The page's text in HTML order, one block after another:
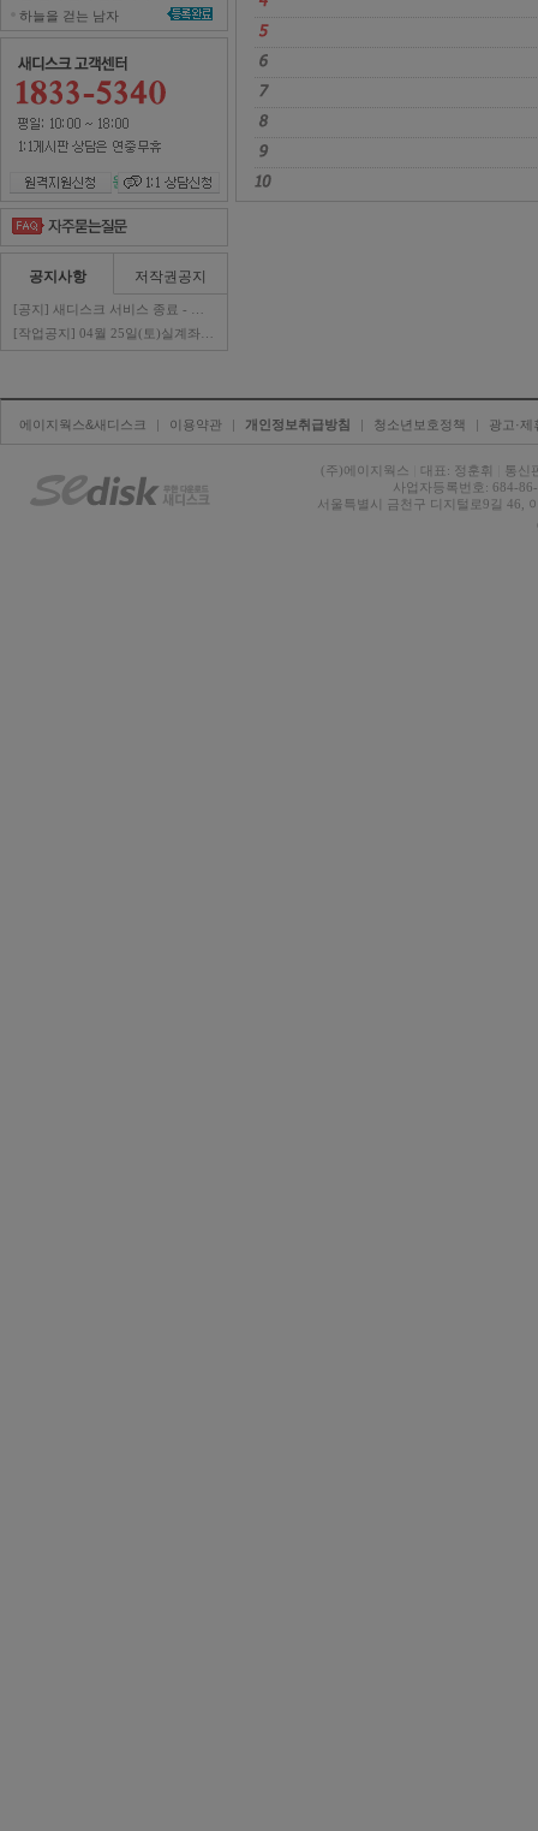
하늘을 걷는 남자
원격지원신청 1대1 상담신청
공지사항 저작권공지
에이지웍스&새디스크 | 이용약관 | 개인정보취급방침 | 청소년보호정책 | 광고·제
(주)에이지웍스 대표: 정훈휘
통신
사업자등록번호: 684-
서울특별시 금천구 디지털로9길 46,